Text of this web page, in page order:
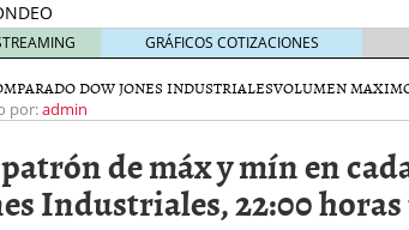
GRÁFICOS COTIZACIONES
DOW JONES INDUSTRIALESVOLUMEN
por:admin
de máx y mín en
Industriales, 22:00